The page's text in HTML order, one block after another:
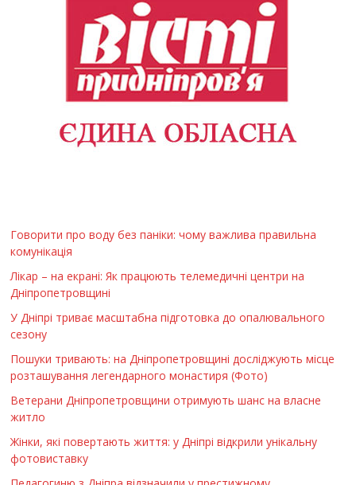
Говорити про воду без паніки: чому важлива правильна
комунікація
Лікар – на екрані: Як працюють телемедичні центри на
Дніпропетровщині
У Дніпрі триває масштабна підготовка до опалювального
сезону
Пошуки тривають: на Дніпропетровщині досліджують місце
розташування легендарного монастиря (Фото)
Ветерани Дніпропетровщини отримують шанс на власне
житло
Жінки, які повертають життя: у Дніпрі відкрили унікальну
фотовиставку